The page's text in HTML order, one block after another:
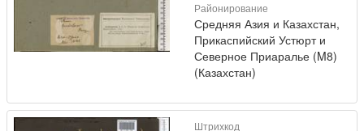
Районирование
Средняя Азия и Казахстан,
Прикаспийский Устюрт и
Северное Приаралье (M8)
(Казахстан)
Штрихкод